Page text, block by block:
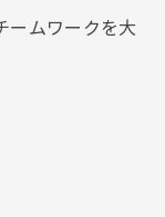
ームワークを大